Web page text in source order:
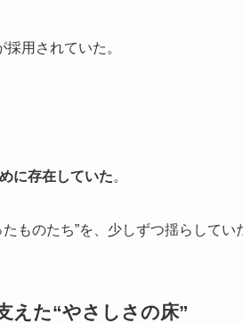
用されていた。
に存在していた。
ものたち”を、少しずつ揺らしてい
えた“やさしさの床”